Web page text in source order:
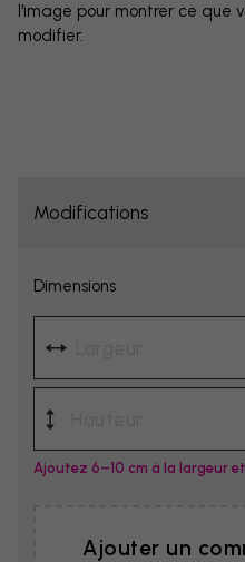
l'image pour montrer ce que
modifier.
Modifications
Dimensions
Ajoutez 6–10 cm à la largeur
Ajouter un